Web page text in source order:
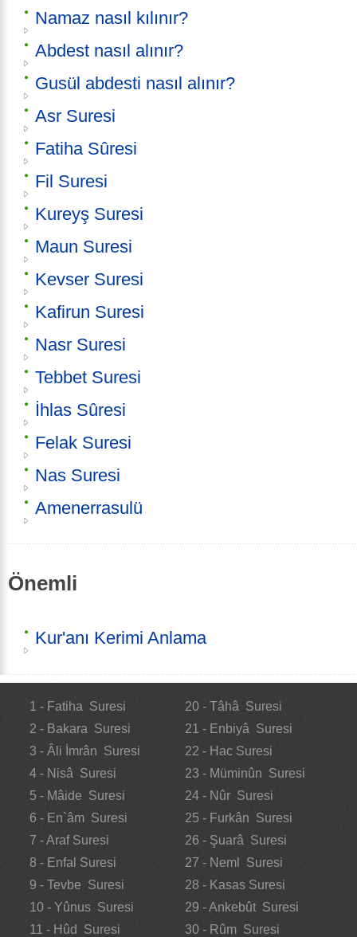
Namaz nasıl kılınır?
Abdest nasıl alınır?
Gusül abdesti nasıl alınır?
Asr Suresi
Fatiha Sûresi
Fil Suresi
Kureyş Suresi
Maun Suresi
Kevser Suresi
Kafirun Suresi
Nasr Suresi
Tebbet Suresi
İhlas Sûresi
Felak Suresi
Nas Suresi
Amenerrasulü
Önemli
Kur'anı Kerimi Anlama
1 - Fatiha Suresi
2 - Bakara Suresi
3 - Âli İmrân Suresi
4 - Nisâ Suresi
5 - Mâide Suresi
6 - En`âm Suresi
7 - Araf Suresi
8 - Enfal Suresi
9 - Tevbe Suresi
10 - Yûnus Suresi
11 - Hûd Suresi
20 - Tâhâ Suresi
21 - Enbiyâ Suresi
22 - Hac Suresi
23 - Müminûn Suresi
24 - Nûr Suresi
25 - Furkân Suresi
26 - Şuarâ Suresi
27 - Neml Suresi
28 - Kasas Suresi
29 - Ankebût Suresi
30 - Rûm Suresi